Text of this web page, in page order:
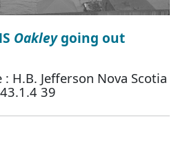
Oakleygoing out
H.B. Jefferson Nova Scotia
39